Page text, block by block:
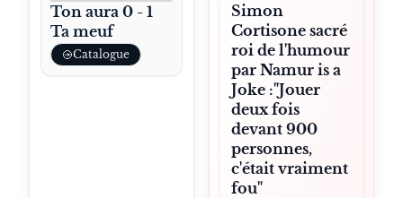
Ton aura 0 - 1
Ta meuf
Catalogue
Simon
Cortisone sacré
roi de l'humour
par Namur is a
Joke :"Jouer
deux fois
devant 900
personnes,
c'était vraiment
fou"